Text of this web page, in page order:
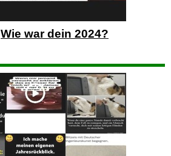
Wie war dein 2024?